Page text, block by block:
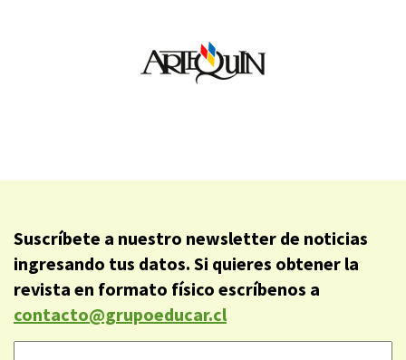
Suscríbete a nuestro newsletter de noticias
ingresando tus datos. Si quieres obtener la
revista en formato físico escríbenos a
contacto@grupoeducar.cl